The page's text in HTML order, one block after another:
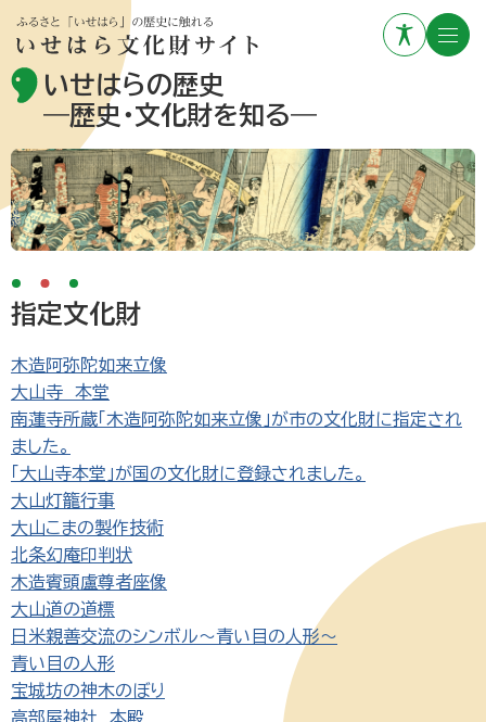
いせはらの歴史
―歴史・文化財を知る―
指定文化財
木造阿弥陀如来立像
大山寺 本堂
南蓮寺所蔵「木造阿弥陀如来立像」が市の文化財に指定され
ました。
「大山寺本堂」が国の文化財に登録されました。
大山灯籠行事
大山こまの製作技術
北条幻庵印判状
木造賓頭盧尊者座像
大山道の道標
日米親善交流のシンボル～青い目の人形～
青い目の人形
宝城坊の神木のぼり
高部屋神社 本殿